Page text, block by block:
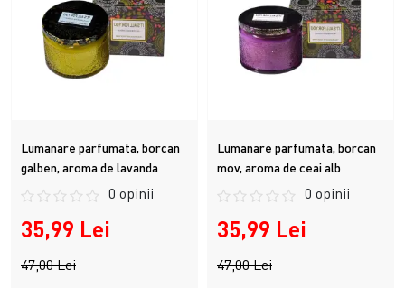
Lumanare parfumata, borcan
galben, aroma de lavanda
0 opinii
35,99 Lei
47,00 Lei
Lumanare parfumata, borcan
mov, aroma de ceai alb
0 opinii
35,99 Lei
47,00 Lei